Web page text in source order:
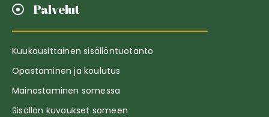
Palvelut
Kuukausittainen sisällöntuotanto
Opastaminen ja koulutus
Mainostaminen somessa
Sisällön kuvaukset someen